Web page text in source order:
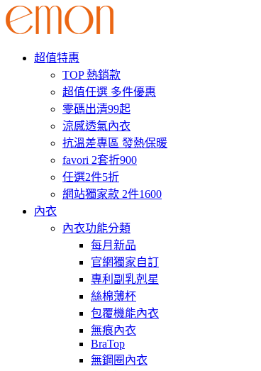
超值特惠
TOP 熱銷款
超值任選 多件優惠
零碼出清99起
涼感透氣內衣
抗溫差專區 發熱保暖
favori 2套折900
任選2件5折
網站獨家款 2件1600
內衣
內衣功能分類
每月新品
官網獨家自訂
專利副乳剋星
絲棉薄杯
包覆機能內衣
無痕內衣
BraTop
無鋼圈內衣